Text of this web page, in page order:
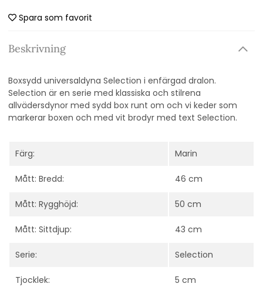
Spara som favorit
Beskrivning
Boxsydd universaldyna Selection i enfärgad dralon.
Selection är en serie med klassiska och stilrena
allvädersdynor med sydd box runt om och vi keder som
markerar boxen och med vit brodyr med text Selection.
Färg: Marin
Mått: Bredd: 46 cm
Mått: Rygghöjd: 50 cm
Mått: Sittdjup: 43 cm
Serie: Selection
Tjocklek: 5 cm